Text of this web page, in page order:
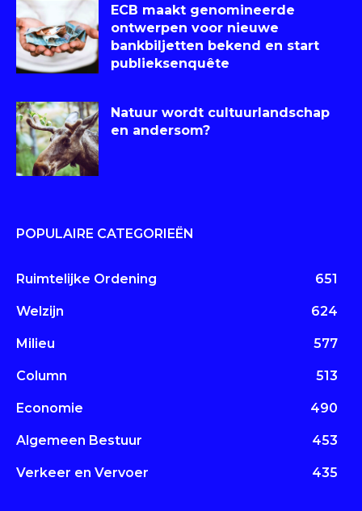
ECB maakt genomineerde
ontwerpen voor nieuwe
bankbiljetten bekend en start
publieksenquête
Natuur wordt cultuurlandschap
en andersom?
POPULAIRE CATEGORIEËN
Ruimtelijke Ordening 651
Welzijn 624
Milieu 577
Column 513
Economie 490
Algemeen Bestuur 453
Verkeer en Vervoer 435